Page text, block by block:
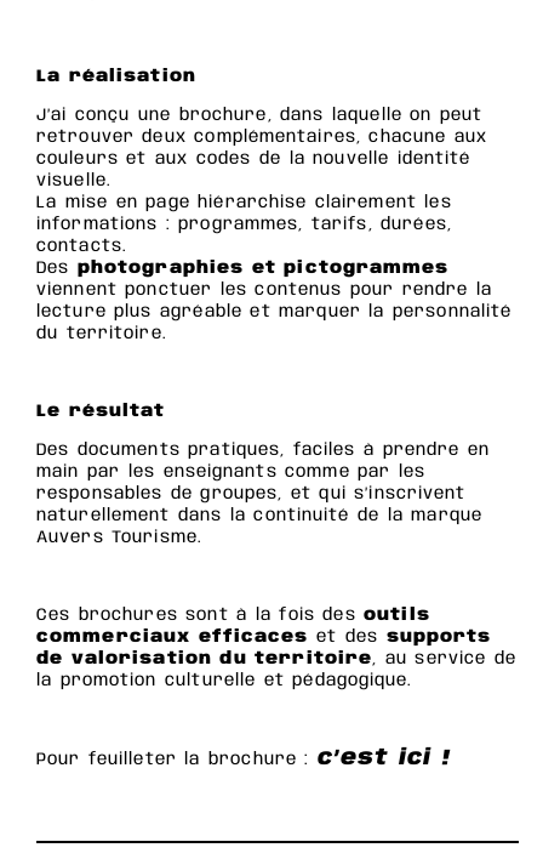
La réalisation
J’ai conçu une brochure, dans laquelle on peut
retrouver deux complémentaires, chacune aux
couleurs et aux codes de la nouvelle identité
visuelle.
La mise en page hiérarchise clairement les
informations : programmes, tarifs, durées,
contacts.
Des photographies et pictogrammes
viennent ponctuer les contenus pour rendre la
lecture plus agréable et marquer la personnalité
du territoire.
Le résultat
Des documents pratiques, faciles à prendre en
main par les enseignants comme par les
responsables de groupes, et qui s’inscrivent
naturellement dans la continuité de la marque
Auvers Tourisme.
Ces brochures sont à la fois desoutils
commerciaux efficaces et des supports
de valorisation du territoire , au service de
la promotion culturelle et pédagogique.
Pour feuilleter la brochure : c’est ici !